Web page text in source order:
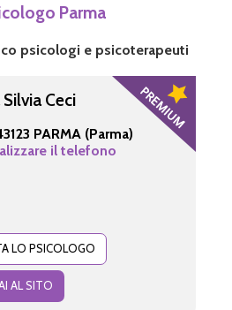
Parma
psicologi e psicoterapeuti
Ceci
PARMA (Parma)
il telefono
LO PSICOLOGO
AL SITO